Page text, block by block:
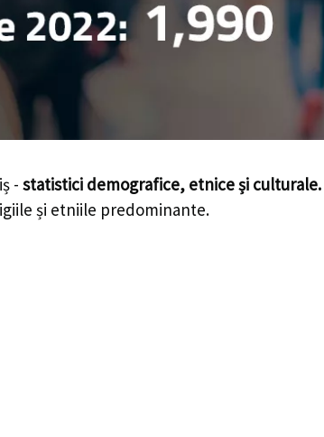
- statistici demografice, etnice și culturale.
și etniile predominante.